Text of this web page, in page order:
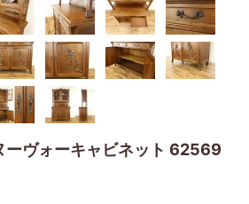
ーヴォーキャビネット 62569